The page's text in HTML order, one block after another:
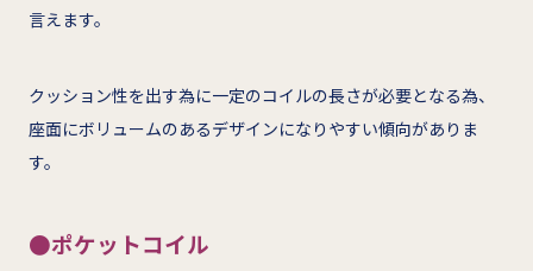
言えます。
クッション性を出す為に一定のコイルの長さが必要となる為、
座面にボリュームのあるデザインになりやすい傾向がありま
す。
●ポケットコイル